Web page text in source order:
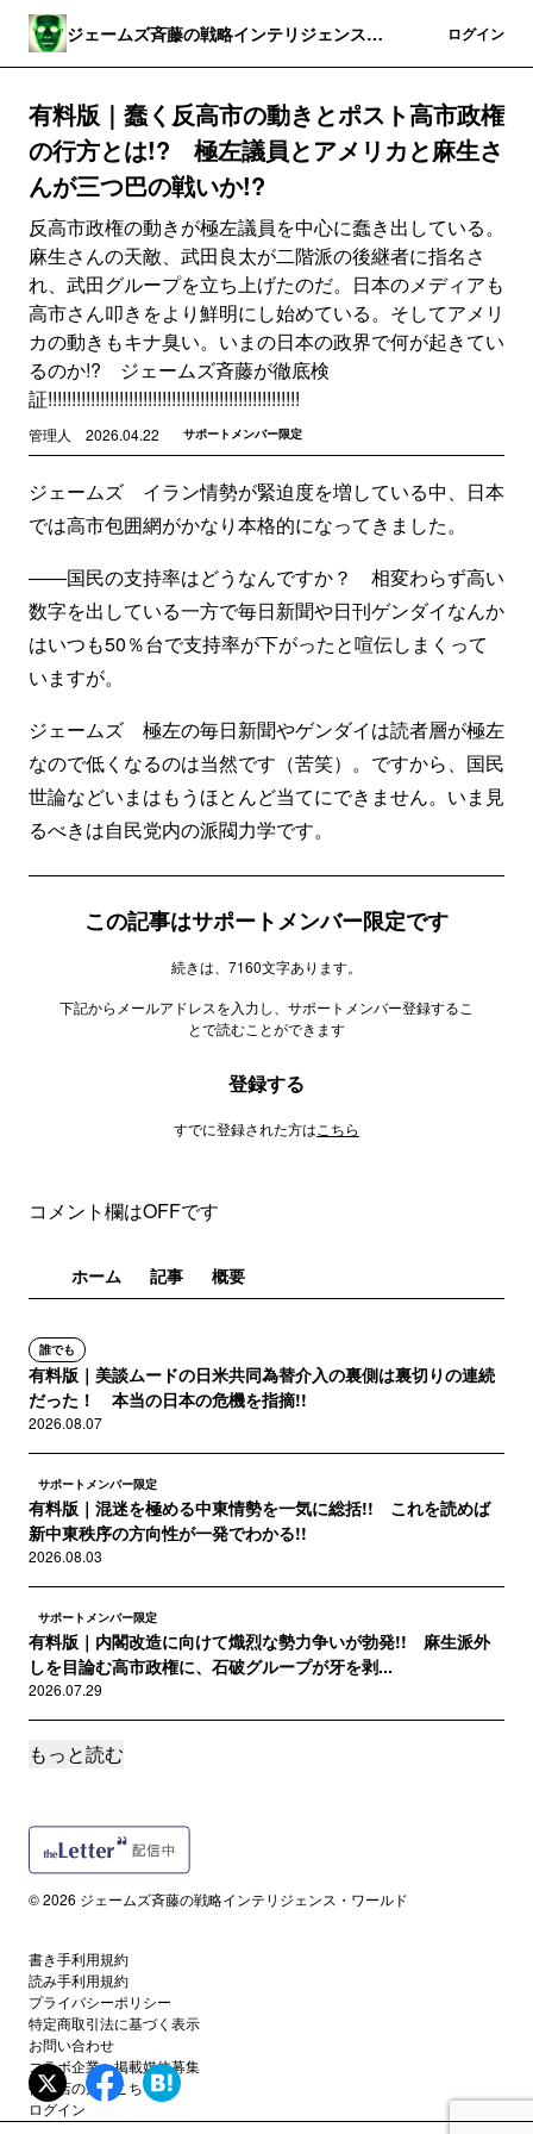
ジェームズ斉藤の戦略インテリジェンス・
ログイン
有料版｜蠢く反高市の動きとポスト高市政権
の行方とは!? 極左議員とアメリカと麻生さ
んが三つ巴の戦いか!?
反高市政権の動きが極左議員を中心に蠢き出している。
麻生さんの天敵、武田良太が二階派の後継者に指名さ
れ、武田グループを立ち上げたのだ。日本のメディアも
高市さん叩きをより鮮明にし始めている。そしてアメリ
カの動きもキナ臭い。いまの日本の政界で何が起きてい
るのか!? ジェームズ斉藤が徹底検
証!!!!!!!!!!!!!!!!!!!!!!!!!!!!!!!!!!!!!!!!!!!!!!!!!!!!!
管理人 2026.04.22 サポートメンバー限定
ジェームズ イラン情勢が緊迫度を増している中、日本
では高市包囲網がかなり本格的になってきました。
――国民の支持率はどうなんですか？ 相変わらず高い
数字を出している一方で毎日新聞や日刊ゲンダイなんか
はいつも50％台で支持率が下がったと喧伝しまくって
いますが。
ジェームズ 極左の毎日新聞やゲンダイは読者層が極左
なので低くなるのは当然です（苦笑）。ですから、国民
世論などいまはもうほとんど当てにできません。いま見
るべきは自民党内の派閥力学です。
この記事はサポートメンバー限定です
続きは、7160文字あります。
下記からメールアドレスを入力し、サポートメンバー登録するこ
とで読むことができます
登録する
すでに登録された方は こちら
コメント欄はOFFです
ホーム 記事 概要
誰でも
有料版｜美談ムードの日米共同為替介入の裏側は裏切りの連続
だった！ 本当の日本の危機を指摘!!
2026.08.07
サポートメンバー限定
有料版｜混迷を極める中東情勢を一気に総括!! これを読めば
新中東秩序の方向性が一発でわかる!!
2026.08.03
サポートメンバー限定
有料版｜内閣改造に向けて熾烈な勢力争いが勃発!! 麻生派外
しを目論む高市政権に、石破グループが牙を剥...
2026.07.29
サポートメンバー限定
2026.07.28
有料版｜連日のイラン空爆は実は中国叩き!? 中国の最強ＡＩ
2026.07.22
サポートメンバー限定
有料版｜最近、なぜＬＧＢＴ運動が起きないのか？ アメリカ
の極左がいま夢中になっている反ＡＩデータセン...
2026.07.19
もっと読む
© 2026 ジェームズ斉藤の戦略インテリジェンス・ワールド
書き手利用規約
読み手利用規約
プライバシーポリシー
特定商取引法に基づく表示
お問い合わせ
コラボ企業・掲載媒体募集
代理店の方はこちら
ログイン